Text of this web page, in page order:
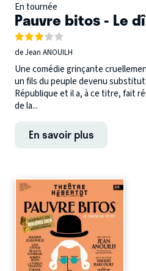
En tournée
Pauvre bitos - Le
de Jean ANOUILH
Une comédie grinçante
un fils du peuple devenu
République et il a, à ce titre, fait
de la...
En savoir plus